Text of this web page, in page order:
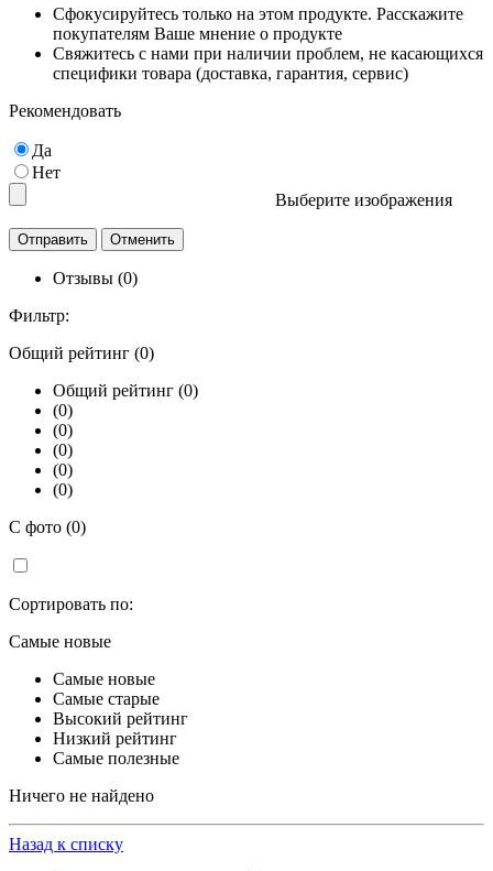
Сфокусируйтесь только на этом продукте. Расскажите
покупателям Ваше мнение о продукте
Свяжитесь с нами при наличии проблем, не касающихся
специфики товара (доставка, гарантия, сервис)
Рекомендовать
Да
Нет
Выберите изображения
Отзывы (0)
Фильтр:
Общий рейтинг (0)
Общий рейтинг (0)
(0)
(0)
(0)
(0)
(0)
С фото (0)
Сортировать по:
Самые новые
Самые новые
Самые старые
Высокий рейтинг
Низкий рейтинг
Самые полезные
Ничего не найдено
Назад к списку